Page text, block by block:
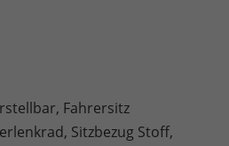
Fahrersitz
Sitzbezug Stoff,